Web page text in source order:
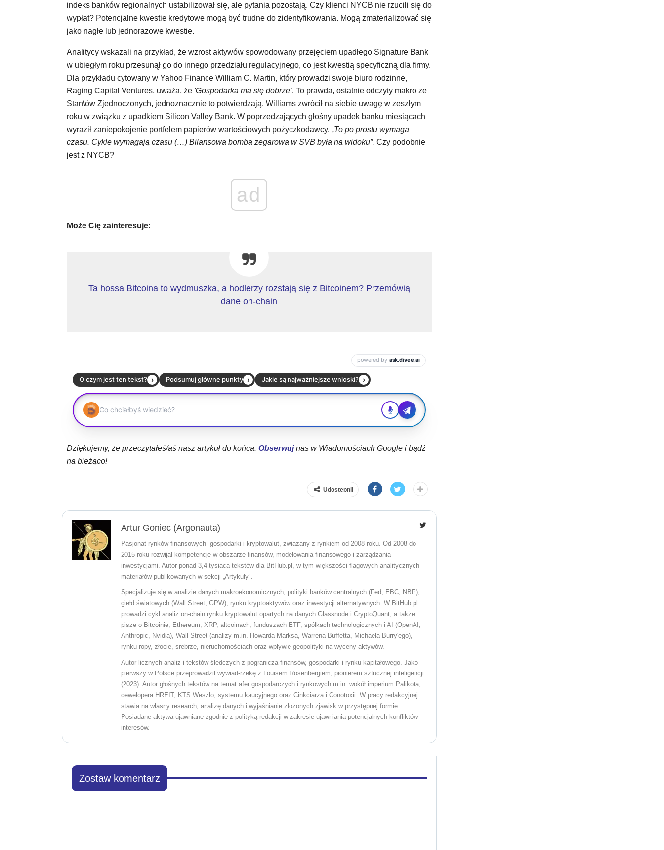
indeks banków regionalnych ustabilizował się, ale pytania pozostają. Czy klienci NYCB nie rzucili się do
wypłat? Potencjalne kwestie kredytowe mogą być trudne do zidentyfikowania. Mogą zmaterializować się
jako nagłe lub jednorazowe kwestie.
Analitycy wskazali na przykład, że wzrost aktywów spowodowany przejęciem upadłego Signature Bank
w ubiegłym roku przesunął go do innego przedziału regulacyjnego, co jest kwestią specyficzną dla firmy.
Dla przykładu cytowany w Yahoo Finance William C. Martin, który prowadzi swoje biuro rodzinne,
Raging Capital Ventures, uważa, że'Gospodarka ma się dobrze’. To prawda, ostatnie odczyty makro ze
Stan\ów Zjednoczonych, jednoznacznie to potwierdzają. Williams zwrócił na siebie uwagę w zeszłym
roku w związku z upadkiem Silicon Valley Bank. W poprzedzających głośny upadek banku miesiącach
wyraził zaniepokojenie portfelem papierów wartościowych pożyczkodawcy. „To po prostu wymaga
czasu. Cykle wymagają czasu (…) Bilansowa bomba zegarowa w SVB była na widoku”. Czy podobnie
jest z NYCB?
ad
Może Cię zainteresuje:
Ta hossa Bitcoina to wydmuszka, a hodlerzy rozstają się z Bitcoinem? Przemówią
dane on-chain
Dziękujemy, że przeczytałeś/aś nasz artykuł do końca. Obserwujnas w Wiadomościach Google i bądź
na bieżąco!
Udostępnij
Artur Goniec (Argonauta)
Pasjonat rynków finansowych, gospodarki i kryptowalut, związany z rynkiem od 2008 roku. Od 2008 do
2015 roku rozwijał kompetencje w obszarze finansów, modelowania finansowego i zarządzania
inwestycjami. Autor ponad 3,4 tysiąca tekstów dla BitHub.pl, w tym większości flagowych analitycznych
materiałów publikowanych w sekcji „Artykuły".
Specjalizuje się w analizie danych makroekonomicznych, polityki banków centralnych (Fed, EBC, NBP),
giełd światowych (Wall Street, GPW), rynku kryptoaktywów oraz inwestycji alternatywnych. W BitHub.pl
prowadzi cykl analiz on-chain rynku kryptowalut opartych na danych Glassnode i CryptoQuant, a także
pisze o Bitcoinie, Ethereum, XRP, altcoinach, funduszach ETF, spółkach technologicznych i AI (OpenAI,
Anthropic, Nvidia), Wall Street (analizy m.in. Howarda Marksa, Warrena Buffetta, Michaela Burry'ego),
rynku ropy, złocie, srebrze, nieruchomościach oraz wpływie geopolityki na wyceny aktywów.
Autor licznych analiz i tekstów śledczych z pogranicza finansów, gospodarki i rynku kapitałowego. Jako
pierwszy w Polsce przeprowadził wywiad-rzekę z Louisem Rosenbergiem, pionierem sztucznej inteligencji
(2023). Autor głośnych tekstów na temat afer gospodarczych i rynkowych m.in. wokół imperium Palikota,
dewelopera HREIT, KTS Weszło, systemu kaucyjnego oraz Cinkciarza i Conotoxii. W pracy redakcyjnej
stawia na własny research, analizę danych i wyjaśnianie złożonych zjawisk w przystępnej formie.
Posiadane aktywa ujawniane zgodnie z polityką redakcji w zakresie ujawniania potencjalnych konfliktów
interesów.
Zostaw komentarz